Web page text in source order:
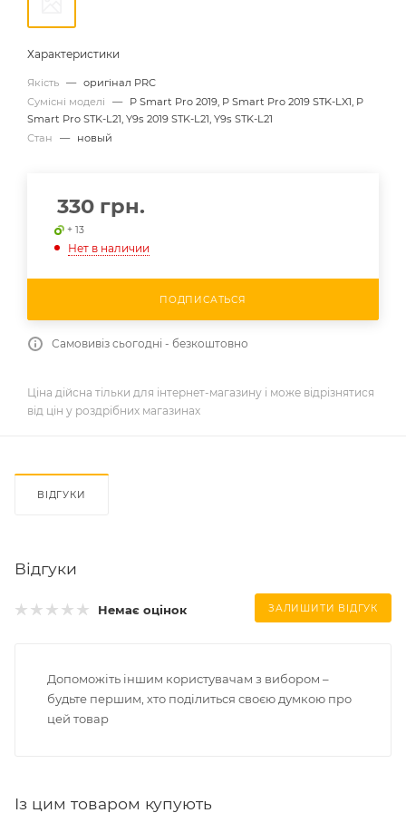
Характеристики
Якість — оригінал PRC
Сумісні моделі
—
P Smart Pro 2019, P Smart Pro 2019 STK-LX1, P
Smart Pro STK-L21, Y9s 2019 STK-L21, Y9s STK-L21
Стан
— новый
330 грн.
+ 13
Нет в наличии
ПОДПИСАТЬСЯ
Самовивіз сьогодні - безкоштовно
Ціна дійсна тільки для інтернет-магазину і може відрізнятися
від цін у роздрібних магазинах
ВІДГУКИ
Відгуки
Немає оцінок ЗАЛИШИТИ ВІДГУК
Допоможіть іншим користувачам з вибором –
будьте першим, хто поділиться своєю думкою про
цей товар
Із цим товаром купують